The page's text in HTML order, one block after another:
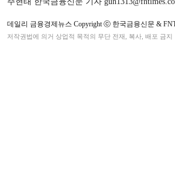
데일리 금융경제뉴스 Copyright ⓒ 한국금융신문 &
저작권법에 의거 상업적 목적의 무단 전재, 복사, 배포 금지